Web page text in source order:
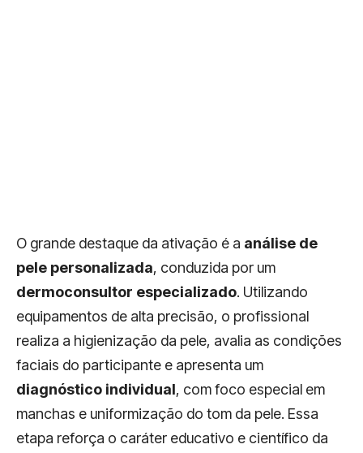
O grande destaque da ativação é a análise de
pele personalizada, conduzida por um
dermoconsultor especializado. Utilizando
equipamentos de alta precisão, o profissional
realiza a higienização da pele, avalia as condições
faciais do participante e apresenta um
diagnóstico individual, com foco especial em
manchas e uniformização do tom da pele. Essa
etapa reforça o caráter educativo e científico da